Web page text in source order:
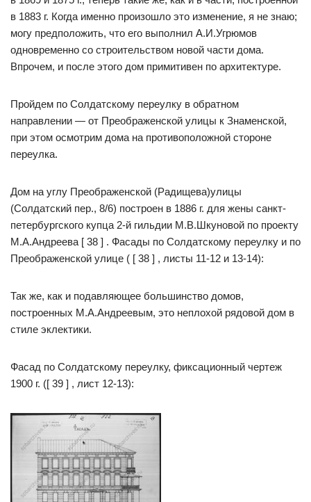
в 1883 г. Когда именно произошло это изменение, я не знаю;
могу предположить, что его выполнил А.И.Угрюмов
одновременно со строительством новой части дома.
Впрочем, и после этого дом примитивен по архитектуре.
Пройдем по Солдатскому переулку в обратном
направлении — от Преображенской улицы к Знаменской,
при этом осмотрим дома на противоположной стороне
переулка.
Дом на углу Преображенской (Радищева)улицы
(Солдатский пер., 8/6) построен в 1886 г. для жены санкт-
петербургского купца 2-й гильдии М.В.Шкуновой по проекту
М.А.Андреева [ 38 ] . Фасады по Солдатскому переулку и по
Преображенской улице ( [ 38 ] , листы 11-12 и 13-14):
Так же, как и подавляющее большинство домов,
построенных М.А.Андреевым, это неплохой рядовой дом в
стиле эклектики.
Фасад по Солдатскому переулку, фиксационный чертеж
1900 г. ([ 39 ] , лист 12-13):